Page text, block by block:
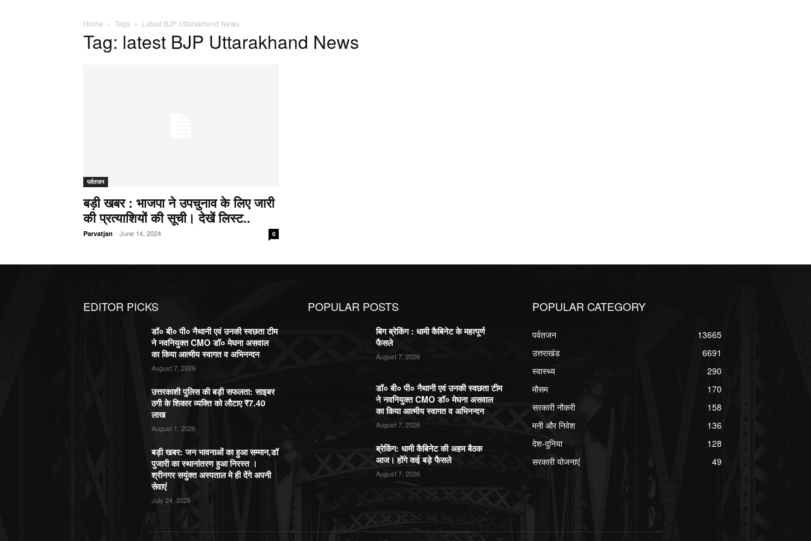
Home Tags Latest BJP Uttarakhand News
Tag: latest BJP Uttarakhand News
पर्वतजन
बड़ी खबर : भाजपा ने उपचुनाव के लिए जारी
की प्रत्याशियों की सूची। देखें लिस्ट..
Parvatjan -June 14, 2024 0
EDITOR PICKS
डॉ० बी० पी० नैथानी एवं उनकी स्वछता टीम
ने नवनियुक्त CMO डॉ० मेघना असवाल
का किया आत्मीय स्वागत व अभिनन्दन
August 7, 2026
उत्तरकाशी पुलिस की बड़ी सफलता: साइबर
ठगी के शिकार व्यक्ति को लौटाए ₹7.40
लाख
August 1, 2026
बड़ी खबर: जन भावनाओं का हुआ सम्मान,डॉ
पुजारी का स्थानांतरण हुआ निरस्त ।
श्रीनगर सयुंक्त अस्पताल मे ही देंगे अपनी
सेवाएं
July 24, 2026
POPULAR POSTS
बिग ब्रेकिंग : धामी कैबिनेट के महत्पूर्ण
फैसले
August 7, 2026
डॉ० बी० पी० नैथानी एवं उनकी स्वछता टीम
ने नवनियुक्त CMO डॉ० मेघना असवाल
का किया आत्मीय स्वागत व अभिनन्दन
August 7, 2026
ब्रेकिंग: धामी कैबिनेट की अहम बैठक
आज। होंगे कई बड़े फैसले
August 7, 2026
POPULAR CATEGORY
पर्वतजन
13665
उत्तराखंड
6691
स्वास्थ्य
290
मौसम
170
सरकारी नौकरी
158
मनी और निवेश
136
देश-दुनिया
128
सरकारी योजनाएं
49